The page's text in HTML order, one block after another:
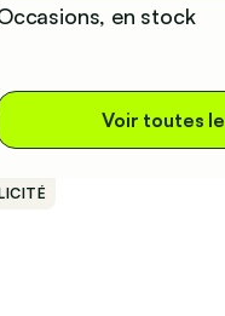
en stock
Voir toutes